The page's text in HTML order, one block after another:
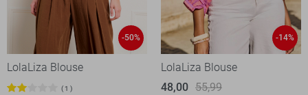
-50%
LolaLiza Blouse
1
-14%
LolaLiza Blouse
48,00 55,99